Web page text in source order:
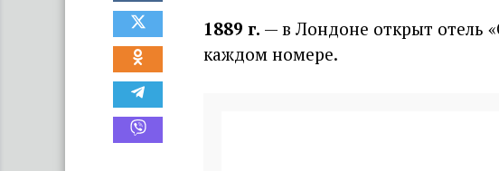
1889 г. — в Лондоне открыт отель
каждом номере.